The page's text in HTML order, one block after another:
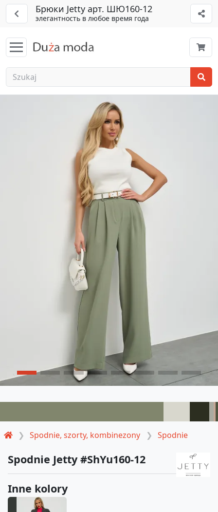
Брюки Jetty арт. ШЮ160-12
элегантность в любое время года
Spodnie, szorty, kombinezony Spodnie
Spodnie Jetty #ShYu160-12
Inne kolory